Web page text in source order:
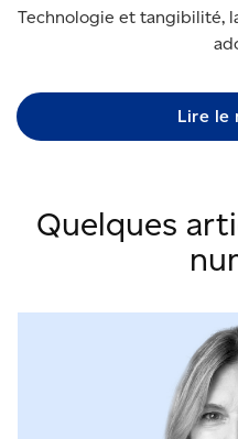
Technologie et tangibilité,
Lire
Quelques